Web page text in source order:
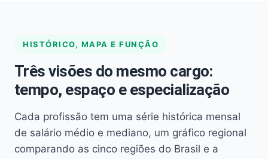
HISTÓRICO, MAPA E FUNÇÃO
Três visões do mesmo cargo:
tempo, espaço e especialização
Cada profissão tem uma série histórica mensal
de salário médio e mediano, um gráfico regional
comparando as cinco regiões do Brasil e a